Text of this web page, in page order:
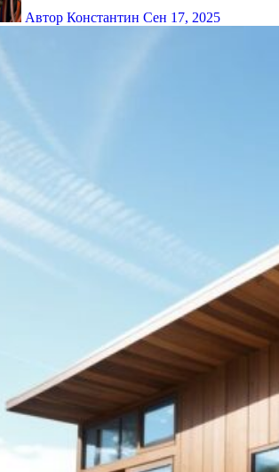
Автор Константин Сен 17, 2025